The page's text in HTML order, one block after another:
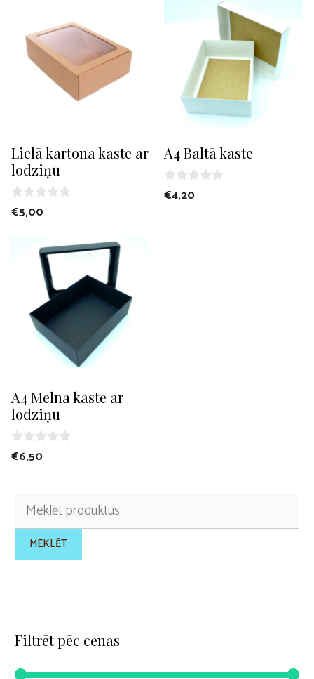
Lielā kartona kaste ar
lodziņu
0
o
€5,00
A4 Baltā kaste
0
o
€4,20
A4 Melna kaste ar
lodziņu
0
o
o
€6,50
Meklēt:
MEKLĒT
Filtrēt pēc cenas